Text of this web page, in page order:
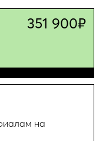
351 900₽
на